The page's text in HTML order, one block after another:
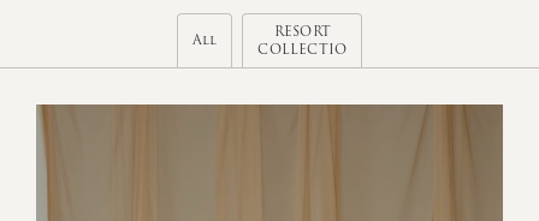
All
RESORT
COLLECTIO